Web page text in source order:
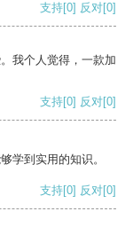
支持[0] 反对[0]
我个人觉得，一款加
支持[0] 反对[0]
学到实用的知识。
支持[0] 反对[0]